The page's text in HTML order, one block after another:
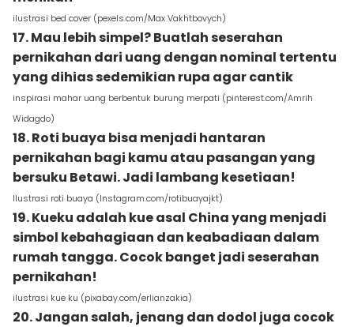
ilustrasi bed cover (pexels.com/Max Vakhtbovych)
17. Mau lebih simpel? Buatlah seserahan
pernikahan dari uang dengan nominal tertentu
yang dihias sedemikian rupa agar cantik
inspirasi mahar uang berbentuk burung merpati (pinterest.com/Amrih
Widagdo)
18. Roti buaya bisa menjadi hantaran
pernikahan bagi kamu atau pasangan yang
bersuku Betawi. Jadi lambang kesetiaan!
Ilustrasi roti buaya (Instagram.com/rotibuayajkt)
19. Kueku adalah kue asal China yang menjadi
simbol kebahagiaan dan keabadiaan dalam
rumah tangga. Cocok banget jadi seserahan
pernikahan!
ilustrasi kue ku (pixabay.com/erlianzakia)
20. Jangan salah, jenang dan dodol juga cocok